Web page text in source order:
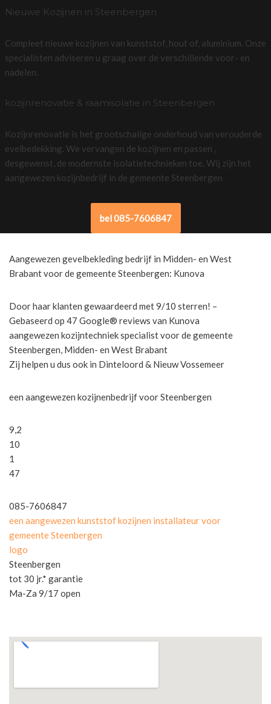
Nieuwe Kozijnen in Steenbergen
Compleet nieuwe kozijnen van kunststof, hout of, aluminium. Onze
specialisten adviseren u graag over de verschillende voor- en
nadelen.
kozijnrenovatie & raamisolatie in Steenbergen
Kozijnrenovatie is het grootschalige onderhoud van verouderde
evelbedekking. We vervangen de kozijnen en passen ,
desgewenst, de modernste isolatietechnieken toe. Wij zijn het
aangewezen kozijnbedrijf in de gemeente Steenbergen
bel 085-7606847
Aangewezen gevelbekleding bedrijf in Midden- en West
Brabant voor de gemeente Steenbergen: Kunova
Door haar klanten gewaardeerd met 9/10 sterren! –
Gebaseerd op 47 Google® reviews van Kunova
aangewezen kozijntechniek specialist voor de gemeente
Steenbergen, Midden- en West Brabant
Zij helpen u dus ook in Dinteloord & Nieuw Vossemeer
een aangewezen kozijnenbedrijf voor Steenbergen
9,2
10
1
47
085-7606847
een aangewezen kunststof kozijnen installateur voor
gemeente Steenbergen
logo
Steenbergen
tot 30 jr.* garantie
Ma-Za 9/17 open